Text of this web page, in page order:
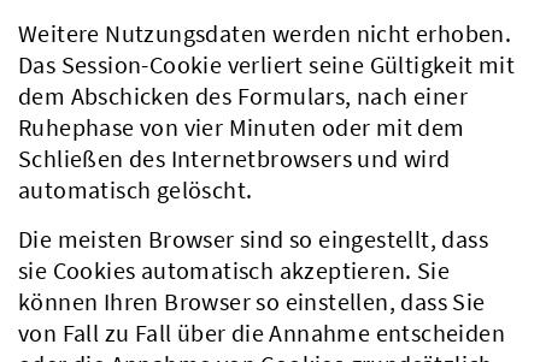
Weitere Nutzungsdaten werden nicht erhoben.
Das Session-Cookie verliert seine Gültigkeit mit
dem Abschicken des Formulars, nach einer
Ruhephase von vier Minuten oder mit dem
Schließen des Internetbrowsers und wird
automatisch gelöscht.
Die meisten Browser sind so eingestellt, dass
sie Cookies automatisch akzeptieren. Sie
können Ihren Browser so einstellen, dass Sie
von Fall zu Fall über die Annahme entscheiden